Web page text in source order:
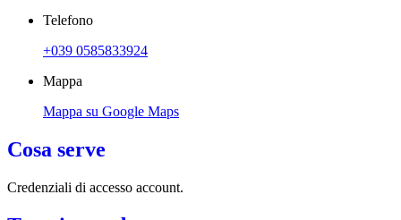
Telefono
+039 0585833924
Mappa
Mappa su Google Maps
Cosa serve
Credenziali di accesso account.